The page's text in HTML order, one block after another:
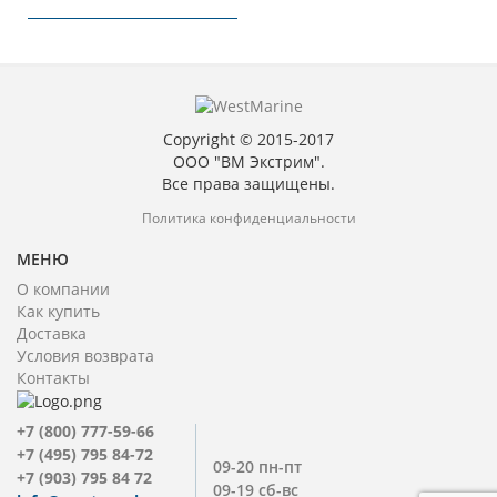
Copyright © 2015-2017
ООО "ВМ Экстрим".
Все права защищены.
Политика конфиденциальности
МЕНЮ
О компании
Как купить
Доставка
Условия возврата
Контакты
+7 (800) 777-59-66
+7 (495) 795 84-72
+7 (903) 795 84 72
09-20 пн-пт
09-19 сб-вс